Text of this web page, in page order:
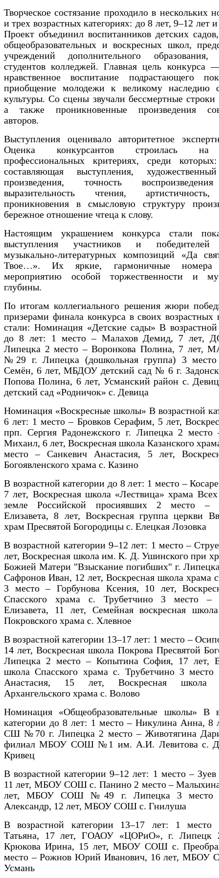
Творческое состязание проходило в нескольких
и трех возрастных категориях: до 8 лет, 9–12 лет
Проект объединил воспитанников детских
общеобразовательных и воскресных школ,
учреждений дополнительного
студентов колледжей. Главная цель конкурса
нравственное воспитание подрастающего
приобщение молодежи к великому наследию
культуры. Со сцены звучали бессмертные строки
а также проникновенные произведения
авторов.
Выступления оценивало авторитетное
Оценка конкурсантов строилась на
профессиональных критериях, среди
составляющая выступления,
произведения, точность
выразительность чтения,
проникновения в смысловую структуру
бережное отношение чтеца к слову.
Настоящим украшением конкурса стали
выступления участников и победителей
музыкально-литературных композиций «Да
Твое…». Их яркие, гармоничные номера
мероприятию особой торжественности и
глубины.
По итогам коллегиального решения жюри
призерами финала конкурса в своих возрастных
стали: Номинация «Детские сады» В возрастной
до 8 лет: 1 место – Малахов Демид, 7 лет,
Липецка 2 место – Воронкова Полина, 7
№29 г. Липецка (дошкольная группа) 3
Семён, 6 лет, МБДОУ детский сад № 6 г.
Попова Полина, 6 лет, Усманский район с.
детский сад «Родничок» с. Девица
Номинация «Воскресные школы» В возрастной
6 лет: 1 место – Бровков Серафим, 5 лет,
прп. Сергия Радонежского г. Липецка 2 место
Михаил, 6 лет, Воскресная школа Казанского
место – Санкевич Анастасия, 5 лет,
Богоявленского храма с. Казино
В возрастной категории до 8 лет: 1 место –
7 лет, Воскресная школа «Лествица» храма
земле Российской просиявших 2 место –
Елизавета, 8 лет, Воскресная группа церкви
храм Пресвятой Богородицы с. Елецкая Лозовка
В возрастной категории 9–12 лет: 1 место –
лет, Воскресная школа им. К. Д. Ушинского при
Божией Матери "Взыскание погибших" г.
Сафронов Иван, 12 лет, Воскресная школа храма
3 место – Горбунова Ксения, 10 лет,
Спасского храма с. Трубетчино 3 место –
Елизавета, 11 лет, Семейная воскресная
Покровского храма с. Хлевное
В возрастной категории 13–17 лет: 1 место –
14 лет, Воскресная школа Покрова Пресвятой
Липецка 2 место – Копытина София, 17 лет,
школа Спасского храма с. Трубетчино 3 место
Анастасия, 15 лет, Воскресная школа
Архангельского храма с. Волово
Номинация «Общеобразовательные школы» В
категории до 8 лет: 1 место – Никулина Анна,
СШ №70 г. Липецка 2 место – Животягина
филиал МБОУ СОШ №1 им. А.И. Левитова с.
Кривец
В возрастной категории 9–12 лет: 1 место –
11 лет, МБОУ СОШ с. Панино 2 место –
лет, МБОУ СОШ №49 г. Липецка 3 место
Александр, 12 лет, МБОУ СОШ с. Гнилуша
В возрастной категории 13–17 лет: 1 место
Татьяна, 17 лет, ГОАОУ «ЦОРиО», г. Липецк
Крюкова Ирина, 15 лет, МБОУ СОШ с.
место – Рожнов Юрий Иванович, 16 лет,
Усмань